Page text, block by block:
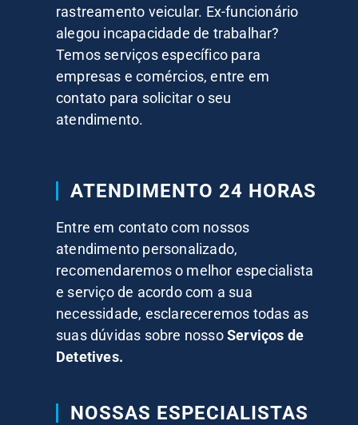
rastreamento veicular. Ex-funcionário
alegou incapacidade de trabalhar?
Temos serviços específico para
empresas e comércios, entre em
contato para solicitar o seu
atendimento.
ATENDIMENTO 24 HORAS
Entre em contato com nossos
atendimento personalizado,
recomendaremos o melhor especialista
e serviço de acordo com a sua
necessidade, esclareceremos todas as
suas dúvidas sobre nossoServiços de
Detetives.
NOSSAS ESPECIALISTAS